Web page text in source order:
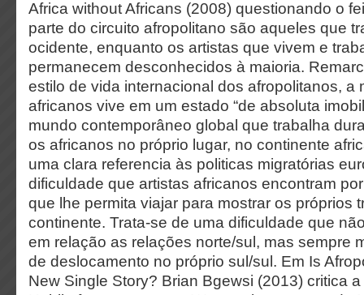
Africa without Africans (2008) questionando o
parte do circuito afropolitano são aqueles que
ocidente, enquanto os artistas que vivem e
permanecem desconhecidos à maioria.
estilo de vida internacional dos afropolitanos, a
africanos vive em um estado “de absoluta
mundo contemporâneo global que trabalha
os africanos no próprio lugar, no continente
uma clara referencia às politicas migratórias
dificuldade que artistas africanos encontram
que lhe permita viajar para mostrar os próprios
continente. Trata-se de uma dificuldade que
em relação as relações norte/sul, mas sempre
de deslocamento no próprio sul/sul. Em Is
New Single Story? Brian Bgewsi (2013) critica